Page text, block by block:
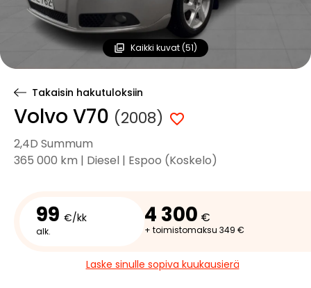
Kaikki kuvat (51)
Takaisin hakutuloksiin
Volvo V70 (2008)
2,4D Summum
365 000 km | Diesel | Espoo (Koskelo)
99 €/kk
alk.
4 300 €
+ toimistomaksu 349 €
Laske sinulle sopiva kuukausierä